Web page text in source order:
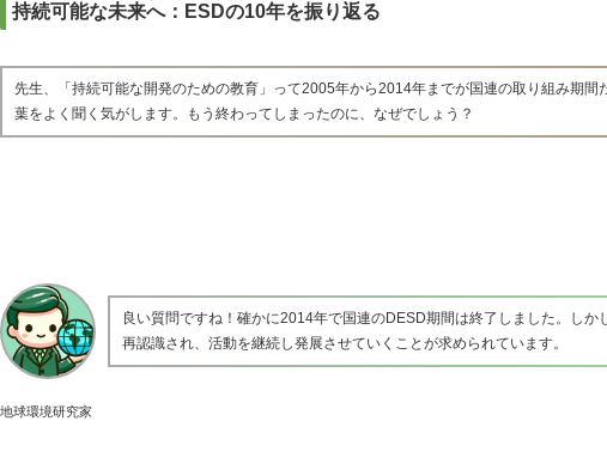
持続可能な未来へ：ESDの10年を振り返る
先生、「持続可能な開発のための教育」って2005年から2014年までが国連の取り組み期
葉をよく聞く気がします。もう終わってしまったのに、なぜでしょう？
地球環境研究家
良い質問ですね！確かに2014年で国連のDESD期間は終了しました。し
再認識され、活動を継続し発展させていくことが求められています。